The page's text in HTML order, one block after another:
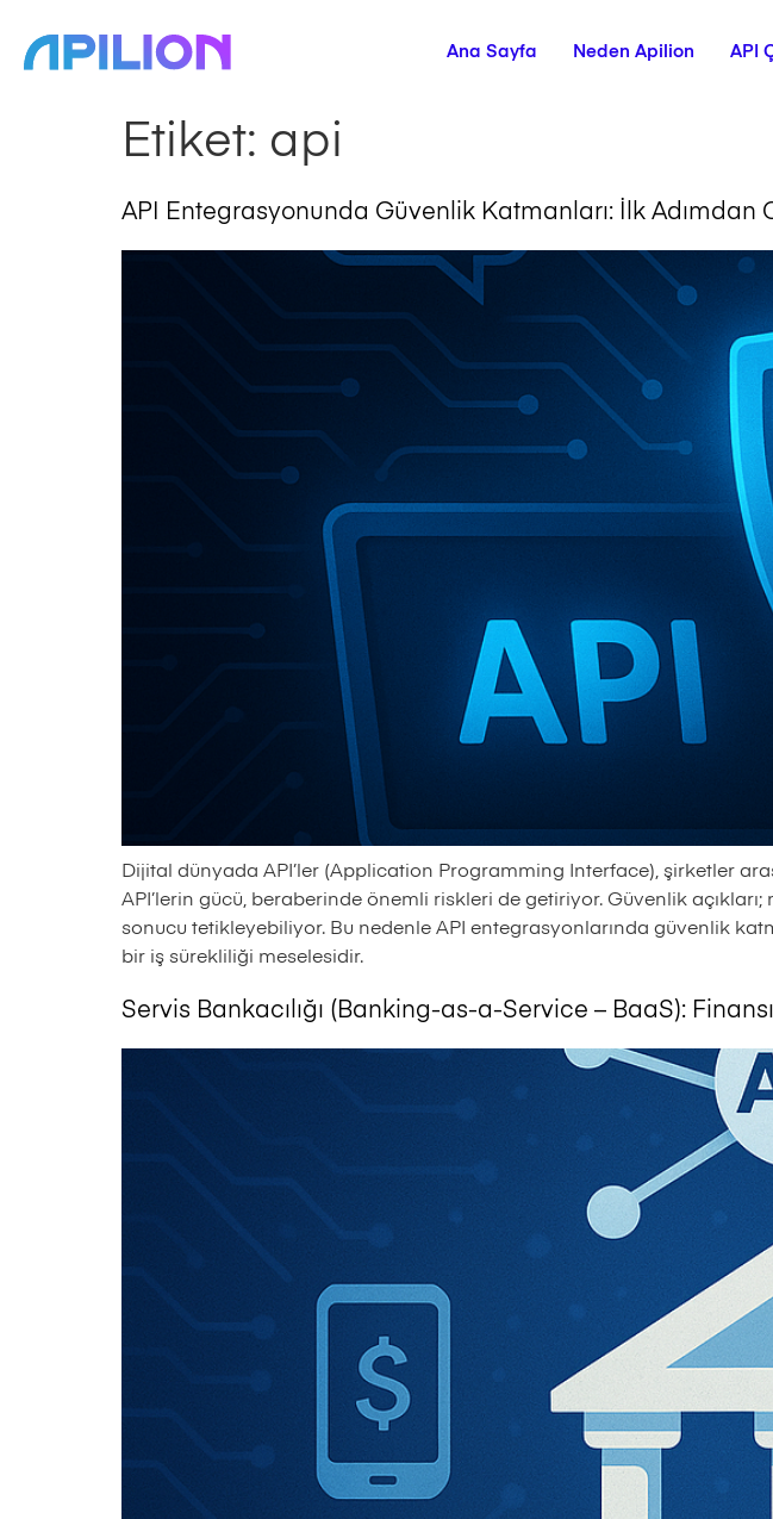
Ana Sayfa Neden Apilion API
Etiket: api
API Entegrasyonunda Güvenlik Katmanları: İlk Adımdan
Dijital dünyada API’ler (Application Programming Interface), şirketler
API’lerin gücü, beraberinde önemli riskleri de getiriyor. Güvenlik
sonucu tetikleyebiliyor. Bu nedenle API entegrasyonlarında güvenlik
bir iş sürekliliği meselesidir.
Servis Bankacılığı (Banking-as-a-Service – BaaS):